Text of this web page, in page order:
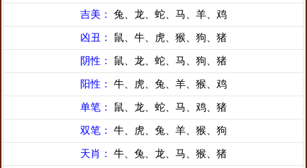
吉美： 兔、龙、蛇、马、羊、鸡
凶丑： 鼠、牛、虎、猴、狗、猪
阴性： 鼠、龙、蛇、马、狗、猪
阳性： 牛、虎、兔、羊、猴、鸡
单笔： 鼠、龙、蛇、马、鸡、猪
双笔： 牛、虎、兔、羊、猴、狗
天肖： 牛、兔、龙、马、猴、猪